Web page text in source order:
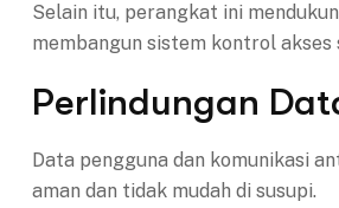
Selain itu, perangkat ini
membangun sistem kontrol akses
Perlindungan
Data pengguna dan komunikasi
aman dan tidak mudah di susupi.